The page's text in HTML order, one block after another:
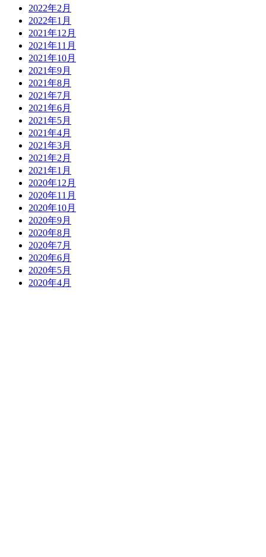
2022年2月
2022年1月
2021年12月
2021年11月
2021年10月
2021年9月
2021年8月
2021年7月
2021年6月
2021年5月
2021年4月
2021年3月
2021年2月
2021年1月
2020年12月
2020年11月
2020年10月
2020年9月
2020年8月
2020年7月
2020年6月
2020年5月
2020年4月